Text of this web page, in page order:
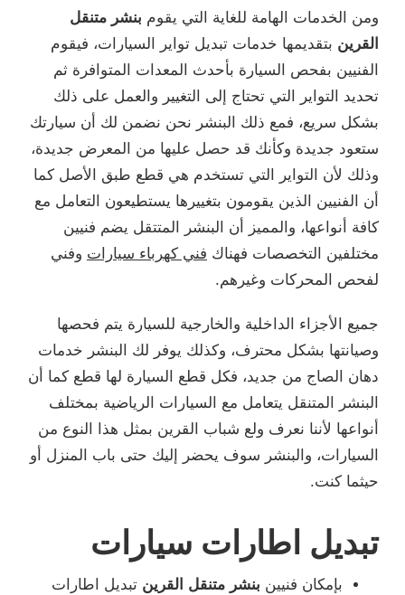
ومن الخدمات الهامة للغاية التي يقوم بنشر متنقل
القرين بتقديمها خدمات تبديل تواير السيارات، فيقوم
الفنيين بفحص السيارة بأحدث المعدات المتوافرة ثم
تحديد التواير التي تحتاج إلى التغيير والعمل على ذلك
بشكل سريع، فمع ذلك البنشر نحن نضمن لك أن سيارتك
ستعود جديدة وكأنك قد حصل عليها من المعرض جديدة،
وذلك لأن التواير التي تستخدم هي قطع طبق الأصل كما
أن الفنيين الذين يقومون بتغييرها يستطيعون التعامل مع
كافة أنواعها، والمميز أن البنشر المتتقل يضم فنيين
مختلفين التخصصات فهناك فني كهرباء سيارات وفني
لفحص المحركات وغيرهم.
جميع الأجزاء الداخلية والخارجية للسيارة يتم فحصها
وصيانتها بشكل محترف، وكذلك يوفر لك البنشر خدمات
دهان الصاج من جديد، فكل قطع السيارة لها قطع كما أن
البنشر المتنقل يتعامل مع السيارات الرياضية بمختلف
أنواعها لأننا نعرف ولع شباب القرين بمثل هذا النوع من
السيارات، والبنشر سوف يحضر إليك حتى باب المنزل أو
حيثما كنت.
تبديل اطارات سيارات
بإمكان فنيين بنشر متنقل القرين تبديل اطارات